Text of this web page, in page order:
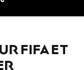
FIFA ET